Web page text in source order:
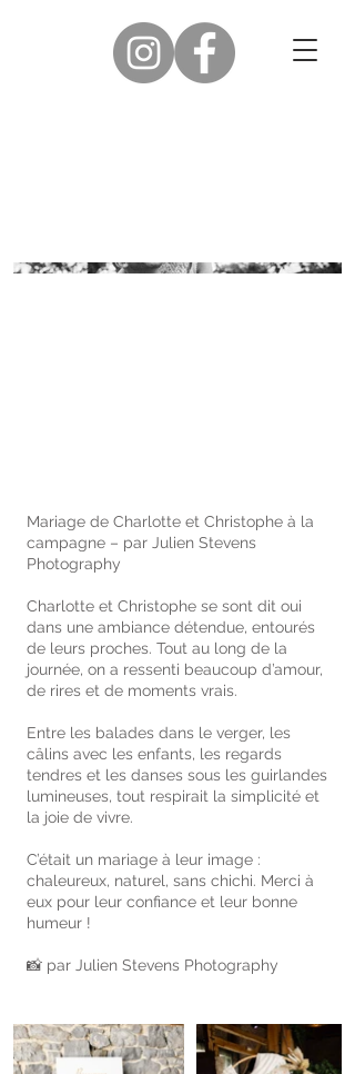
Mariage de Charlotte et Christophe à la
campagne – par Julien Stevens
Photography
Charlotte et Christophe se sont dit oui
dans une ambiance détendue, entourés
de leurs proches. Tout au long de la
journée, on a ressenti beaucoup d’amour,
de rires et de moments vrais.
Entre les balades dans le verger, les
câlins avec les enfants, les regards
tendres et les danses sous les guirlandes
lumineuses, tout respirait la simplicité et
la joie de vivre.
C’était un mariage à leur image :
chaleureux, naturel, sans chichi. Merci à
eux pour leur confiance et leur bonne
humeur !
📸 par Julien Stevens Photography